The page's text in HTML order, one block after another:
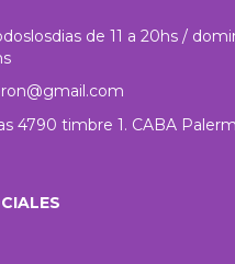
de 11 a 20hs /
4790 timbre 1. CABA